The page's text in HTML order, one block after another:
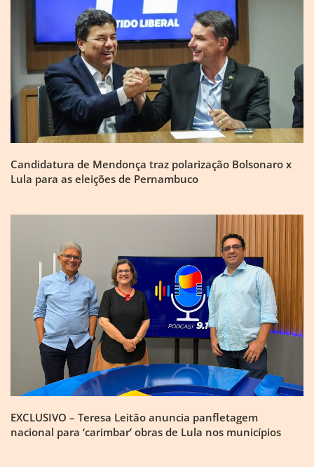
Candidatura de Mendonça traz polarização Bolsonaro x
Lula para as eleições de Pernambuco
EXCLUSIVO – Teresa Leitão anuncia panfletagem
nacional para ‘carimbar’ obras de Lula nos municípios